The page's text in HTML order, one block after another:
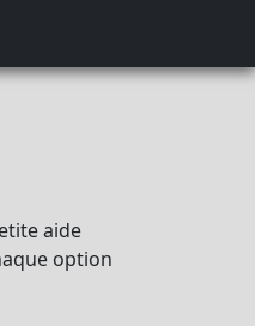
aide
option